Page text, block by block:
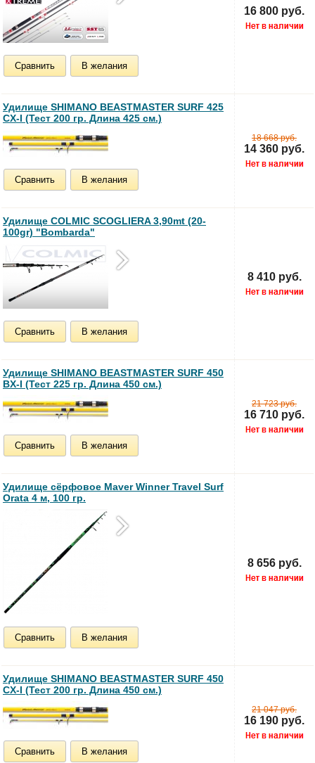
Сравнить В желания
16 800 руб.
Удилище SHIMANO BEASTMASTER SURF 425
CX-I (Тест 200 гр. Длина 425 см.)
Сравнить В желания
18 668 руб.
14 360 руб.
Удилище COLMIC SCOGLIERA 3,90mt (20-
100gr) "Bombarda"
Сравнить В желания
8 410 руб.
Удилище SHIMANO BEASTMASTER SURF 450
BX-I (Тест 225 гр. Длина 450 см.)
Сравнить В желания
21 723 руб.
16 710 руб.
Удилище сёрфовое Maver Winner Travel Surf
Orata 4 м, 100 гр.
Сравнить В желания
8 656 руб.
Удилище SHIMANO BEASTMASTER SURF 450
CX-I (Тест 200 гр. Длина 450 см.)
Сравнить В желания
21 047 руб.
16 190 руб.